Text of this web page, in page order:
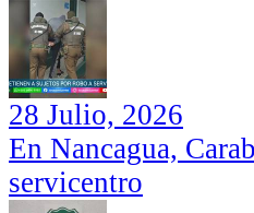
28 Julio, 2026
En Nancagua,
servicentro